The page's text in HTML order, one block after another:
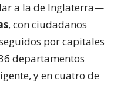
a la de Inglaterra—
, con ciudadanos
por capitales
departamentos
y en cuatro de